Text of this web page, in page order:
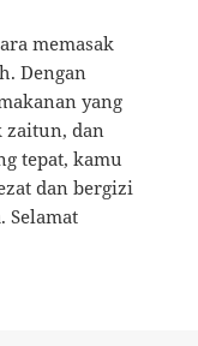
memasak
Dengan
yang
zaitun, dan
tepat, kamu
dan bergizi
Selamat